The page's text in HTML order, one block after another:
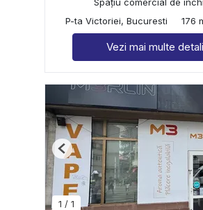
P-ta Victoriei, Bucuresti
176
Vezi mai multe
1 / 1
Previous